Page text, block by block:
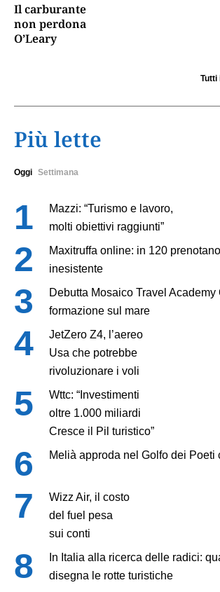
Il carburante
non perdona
O’Leary
Tutti
Più lette
Oggi Settimana
Mazzi: “Turismo e lavoro,
molti obiettivi raggiunti”
Maxitruffa online: in 120
inesistente
Debutta Mosaico Travel Academy
formazione sul mare
JetZero Z4, l’aereo
Usa che potrebbe
rivoluzionare i voli
Wttc: “Investimenti
oltre 1.000 miliardi
Cresce il Pil turistico”
Melià approda nel Golfo dei Poeti
Wizz Air, il costo
del fuel pesa
sui conti
In Italia alla ricerca delle radici:
disegna le rotte turistiche